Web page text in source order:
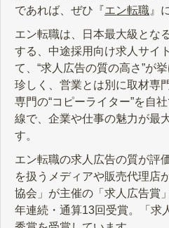
であれば、ぜひ『エン転職 』
エン転職は、日本最大級とな
する、中途採用向け求人サイ
て、“求人広告の質の高さ”が
珍しく、営業とは別に取材専
専門の“コピーライター”を自
線で、企業や仕事の魅力が最
す。
エン転職の求人広告の質が評
を扱うメディアや販売代理店
協会」が主催の「求人広告賞
年連続・通算13回受賞。「求